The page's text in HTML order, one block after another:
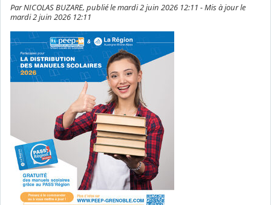
Par NICOLAS BUZARE, publié le mardi 2 juin 2026 12:11 - Mis à jour le
mardi 2 juin 2026 12:11